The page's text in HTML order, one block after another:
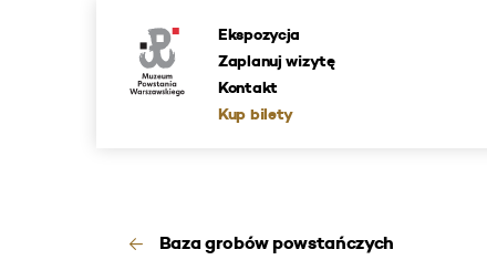
Ekspozycja
Zaplanuj wizytę
Kontakt
Kup bilety
Baza grobów powstańczych